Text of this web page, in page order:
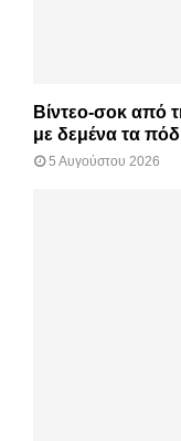
Βίντεο-σοκ από
με δεμένα τα
5 Αυγούστου 2026